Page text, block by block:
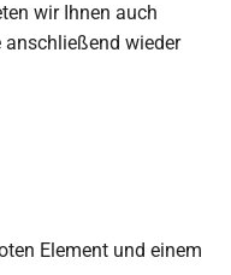
wir Ihnen auch
anschließend wieder